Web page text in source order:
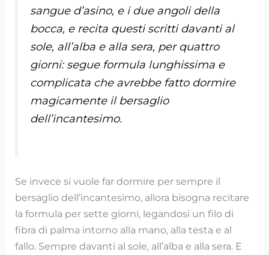
sangue d’asino, e i due angoli della
bocca, e recita questi scritti davanti al
sole, all’alba e alla sera, per quattro
giorni: segue formula lunghissima e
complicata che avrebbe fatto dormire
magicamente il bersaglio
dell’incantesimo.
Se invece si vuole far dormire per sempre il
bersaglio dell’incantesimo, allora bisogna recitare
la formula per sette giorni, legandosi un filo di
fibra di palma intorno alla mano, alla testa e al
fallo. Sempre davanti al sole, all’alba e alla sera. E